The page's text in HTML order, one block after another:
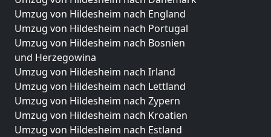
Umzug von Hildesheim nach England
Umzug von Hildesheim nach Portugal
Umzug von Hildesheim nach Bosnien
und Herzegowina
Umzug von Hildesheim nach Irland
Umzug von Hildesheim nach Lettland
Umzug von Hildesheim nach Zypern
Umzug von Hildesheim nach Kroatien
Umzug von Hildesheim nach Estland